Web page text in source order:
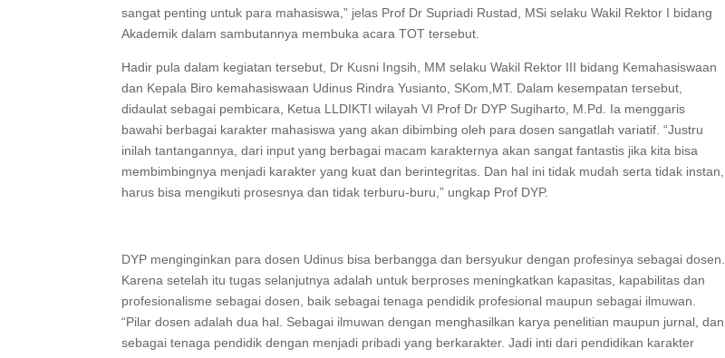
sangat penting untuk para mahasiswa,” jelas Prof Dr Supriadi Rustad, MSi selaku Wakil Rektor I bidang
Akademik dalam sambutannya membuka acara TOT tersebut.
Hadir pula dalam kegiatan tersebut, Dr Kusni Ingsih, MM selaku Wakil Rektor III bidang Kemahasiswaan
dan Kepala Biro kemahasiswaan Udinus Rindra Yusianto, SKom,MT. Dalam kesempatan tersebut,
didaulat sebagai pembicara, Ketua LLDIKTI wilayah VI Prof Dr DYP Sugiharto, M.Pd. Ia menggaris
bawahi berbagai karakter mahasiswa yang akan dibimbing oleh para dosen sangatlah variatif. “Justru
inilah tantangannya, dari input yang berbagai macam karakternya akan sangat fantastis jika kita bisa
membimbingnya menjadi karakter yang kuat dan berintegritas. Dan hal ini tidak mudah serta tidak instan,
harus bisa mengikuti prosesnya dan tidak terburu-buru,” ungkap Prof DYP.
DYP menginginkan para dosen Udinus bisa berbangga dan bersyukur dengan profesinya sebagai dosen.
Karena setelah itu tugas selanjutnya adalah untuk berproses meningkatkan kapasitas, kapabilitas dan
profesionalisme sebagai dosen, baik sebagai tenaga pendidik profesional maupun sebagai ilmuwan.
“Pilar dosen adalah dua hal. Sebagai ilmuwan dengan menghasilkan karya penelitian maupun jurnal, dan
sebagai tenaga pendidik dengan menjadi pribadi yang berkarakter. Jadi inti dari pendidikan karakter